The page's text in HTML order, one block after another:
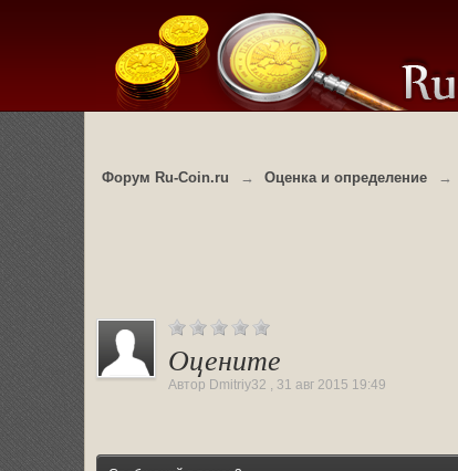
Форум Ru-Coin.ru → Оценка и определение →
Оцените
Автор Dmitriy32 , 31 авг 2015 19:49